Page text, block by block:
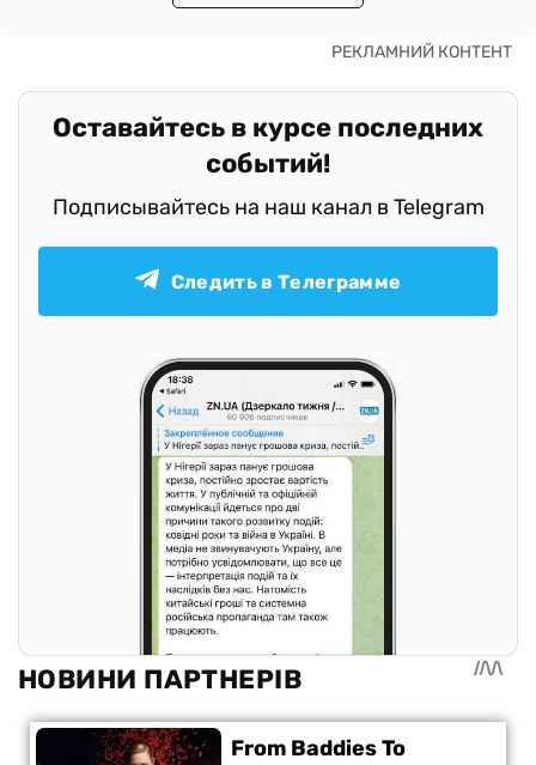
Оставайтесь в курсе последних
событий!
Подписывайтесь на наш канал в Telegram
Следить в Телеграмме